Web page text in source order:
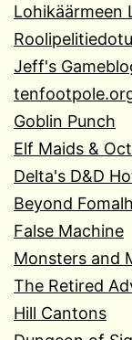
Lohikäärmeen
Jeff's
Goblin Punch
Elf Maids &
Delta's D&D
Beyond
False Machine
Monsters and
The Retired
Hill Cantons